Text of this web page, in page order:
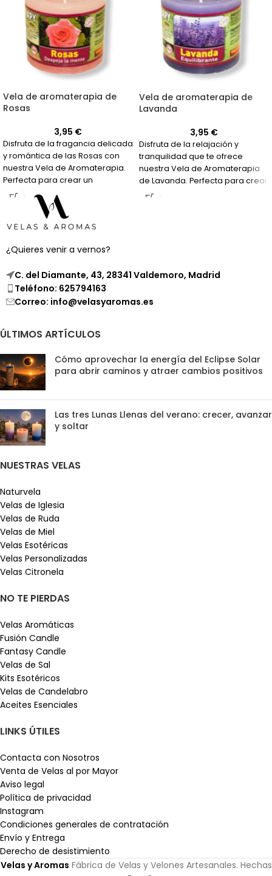
Vela de aromaterapia de
Rosas
3,95 €
Disfruta de la fragancia delicada
y romántica de las Rosas con
nuestra Vela de Aromaterapia.
Perfecta para crear un
ambiente relajante y aromático.
Vela de aromaterapia de
Lavanda
3,95 €
Disfruta de la relajación y
tranquilidad que te ofrece
nuestra Vela de Aromaterapia
de Lavanda. Perfecta para crear
un ambiente de paz en tu hogar.
¿Quieres venir a vernos?
C. del Diamante, 43, 28341 Valdemoro, Madrid
Teléfono: 625794163
Correo: info@velasyaromas.es
ÚLTIMOS ARTÍCULOS
Cómo aprovechar la energía del Eclipse Solar
para abrir caminos y atraer cambios positivos
Las tres Lunas Llenas del verano: crecer, avanzar
y soltar
NUESTRAS VELAS
Naturvela
Velas de Iglesia
Velas de Ruda
Velas de Miel
Velas Esotéricas
Velas Personalizadas
Velas Citronela
NO TE PIERDAS
Velas Aromáticas
Fusión Candle
Fantasy Candle
Velas de Sal
Kits Esotéricos
Velas de Candelabro
Aceites Esenciales
LINKS ÚTILES
Contacta con Nosotros
Venta de Velas al por Mayor
Aviso legal
Política de privacidad
Instagram
Condiciones generales de contratación
Envío y Entrega
Derecho de desistimiento
Velas y Aromas Fábrica de Velas y Velones Artesanales. Hechas